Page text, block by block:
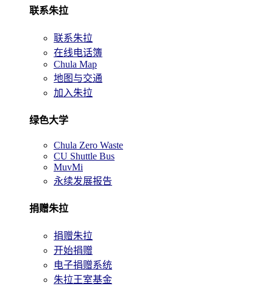
联系朱拉
联系朱拉
在线电话簿
Chula Map
地图与交通
加入朱拉
绿色大学
Chula Zero Waste
CU Shuttle Bus
MuvMi
永续发展报告
捐赠朱拉
捐赠朱拉
开始捐赠
电子捐赠系统
朱拉王室基金